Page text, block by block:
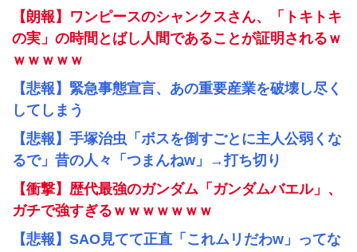
【朗報】ワンピースのシャンクスさん、「トキトキ
の実」の時間とばし人間であることが証明されるｗ
ｗｗｗｗｗ
【悲報】緊急事態宣言、あの重要産業を破壊し尽く
してしまう
【悲報】手塚治虫「ボスを倒すごとに主人公弱くな
るで」昔の人々「つまんねw」→打ち切り
【衝撃】歴代最強のガンダム「ガンダムバエル」、
ガチで強すぎるｗｗｗｗｗｗｗ
【悲報】SAO見てて正直「これムリだわw」ってな